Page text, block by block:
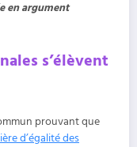
en argument
s’élèvent
prouvant que
d’égalité des